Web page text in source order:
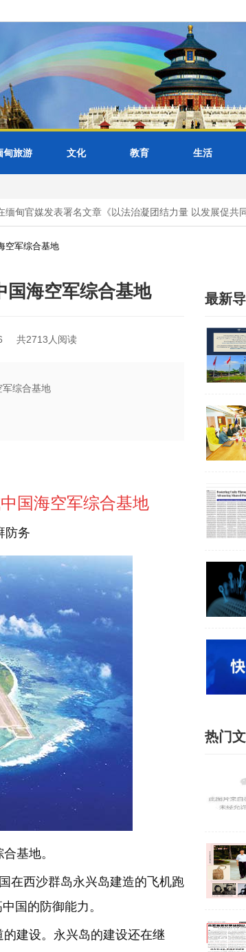
甸旅游 文化 教育 生活
甸官媒发表署名文章《以法治凝团结力量 以发展促共同
空军综合基地
国海空军综合基地
共2713人阅读
军综合基地
国海空军综合基地
防务
基地。
在西沙群岛永兴岛建造的飞机跑
国的防御能力。
建设。永兴岛的建设还在继
最新
热门